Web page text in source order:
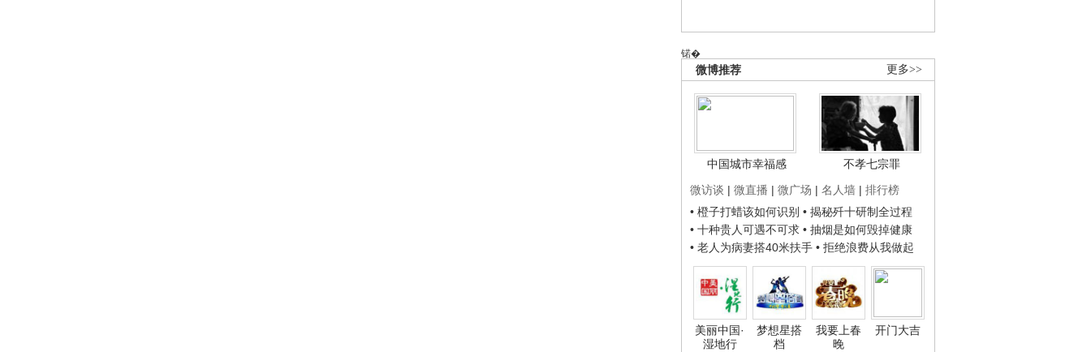
锘�
更多>>
微博推荐
中国城市幸福感
不孝七宗罪
微访谈 | 微直播 | 微广场 | 名人墙 | 排行榜
• 橙子打蜡该如何识别 • 揭秘歼十研制全过程
• 十种贵人可遇不可求 • 抽烟是如何毁掉健康
• 老人为病妻搭40米扶手 • 拒绝浪费从我做起
美丽中国·
湿地行
梦想星搭
档
我要上春
晚
开门大吉